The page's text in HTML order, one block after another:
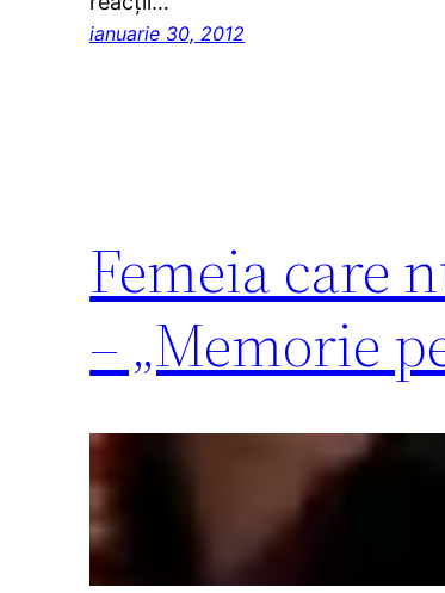
ianuarie 30, 2012
Femeia care
– „Memorie